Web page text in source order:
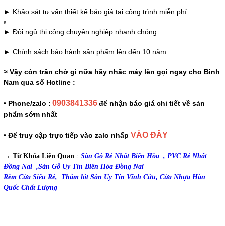
► Khảo sát tư vấn thiết kế báo giá tại công trình miễn phí
a
► Đội ngủ thi công chuyên nghiệp nhanh chóng
► Chính sách bảo hành sản phẩm lên đến 10 năm
≈ Vậy còn trần chờ gì nữa hãy nhấc máy lên gọi ngay cho Bình
Nam qua số Hotline :
• Phone/zalo : 0903841336 để nhận báo giá chi tiết về sản
phẩm sớm nhất
• Để truy cập trực tiếp vào zalo nhấp VÀO ĐÂY
→ Từ Khóa Liên Quan Sàn Gỗ Rẻ Nhất Biên Hòa , PVC Rẻ Nhất
Đồng Nai ,Sàn Gỗ Uy Tín Biên Hòa Đồng Nai
Rèm Cửa Siêu Rẻ,
Thảm lót Sàn Uy Tín Vĩnh Cửu, Cửa Nhựa Hàn
Quốc Chất Lượng